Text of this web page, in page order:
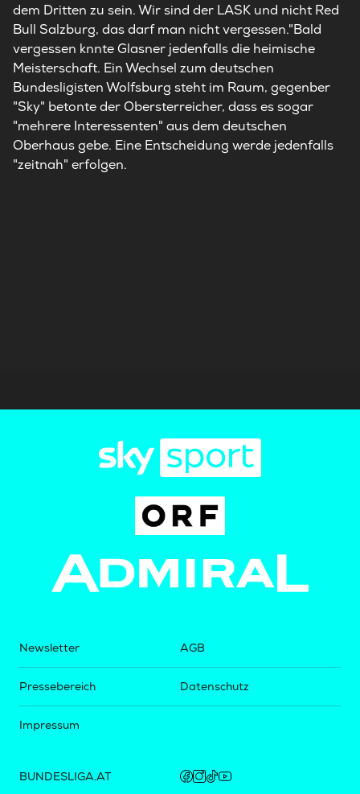
dem Dritten zu sein. Wir sind der LASK und nicht Red
Bull Salzburg, das darf man nicht vergessen."Bald
vergessen knnte Glasner jedenfalls die heimische
Meisterschaft. Ein Wechsel zum deutschen
Bundesligisten Wolfsburg steht im Raum, gegenber
"Sky" betonte der Obersterreicher, dass es sogar
"mehrere Interessenten" aus dem deutschen
Oberhaus gebe. Eine Entscheidung werde jedenfalls
"zeitnah" erfolgen.
Newsletter
Pressebereich
Impressum
AGB
Datenschutz
BUNDESLIGA.AT